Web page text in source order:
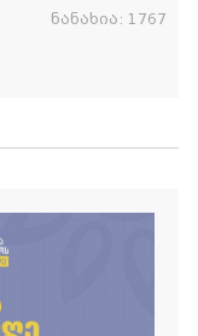
ნანახია: 1767